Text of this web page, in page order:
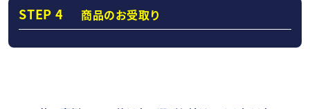
STEP 4 商品のお受取り